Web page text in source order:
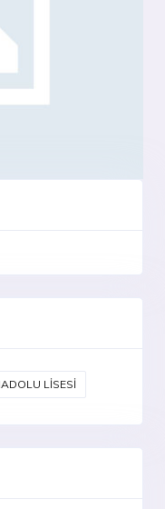
LİSESİ